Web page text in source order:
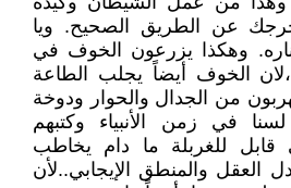
عن الطريق الصحيح. ويا
وهكذا يزرعون الخوف في
الخوف أيضاً يجلب الطاعة
من الجدال والحوار ودوخة
في زمن الأنبياء وكتبهم
قابل للغربلة ما دام يخاطب
العقل والمنطق الإيجابي..لأن